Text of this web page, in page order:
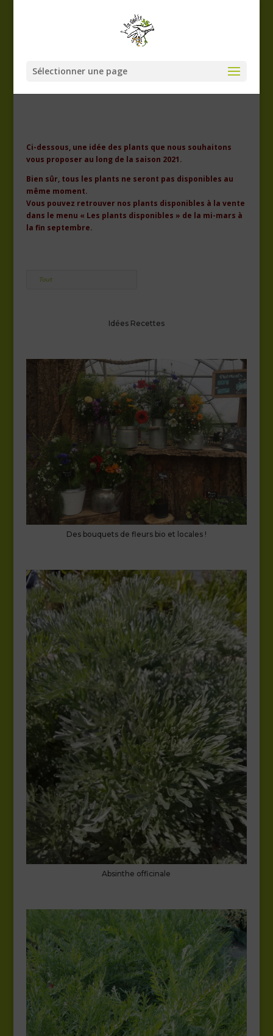
Sélectionner une page
Ci-dessous, une idée des plants que nous souhaitons
vous proposer au long de la saison 2021.
Bien sûr, tous les plants ne seront pas disponibles au
même moment.
Vous pouvez retrouver nos plants disponibles à la vente
dans le menu « Les plants disponibles » de la mi-mars à
la fin septembre.
Tout
Idées Recettes
Des bouquets de fleurs bio et locales !
Absinthe officinale